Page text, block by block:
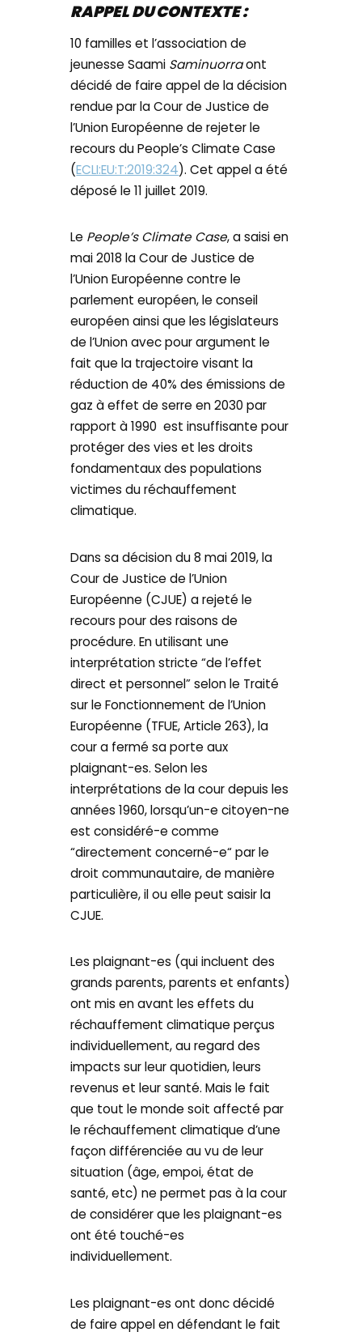
RAPPEL DU CONTEXTE :
10 familles et l’association de
jeunesse Saami Saminuorraont
décidé de faire appel de la décision
rendue par la Cour de Justice de
l’Union Européenne de rejeter le
recours du People’s Climate Case
(ECLI:EU:T:2019:324). Cet appel a été
déposé le 11 juillet 2019.
Le People’s Climate Case, a saisi en
mai 2018 la Cour de Justice de
l’Union Européenne contre le
parlement européen, le conseil
européen ainsi que les législateurs
de l’Union avec pour argument le
fait que la trajectoire visant la
réduction de 40% des émissions de
gaz à effet de serre en 2030 par
rapport à 1990 est insuffisante pour
protéger des vies et les droits
fondamentaux des populations
victimes du réchauffement
climatique.
Dans sa décision du 8 mai 2019, la
Cour de Justice de l’Union
Européenne (CJUE) a rejeté le
recours pour des raisons de
procédure. En utilisant une
interprétation stricte “de l’effet
direct et personnel” selon le Traité
sur le Fonctionnement de l’Union
Européenne (TFUE, Article 263), la
cour a fermé sa porte aux
plaignant-es. Selon les
interprétations de la cour depuis les
années 1960, lorsqu’un-e citoyen-ne
est considéré-e comme
“directement concerné-e“ par le
droit communautaire, de manière
particulière, il ou elle peut saisir la
CJUE.
Les plaignant-es (qui incluent des
grands parents, parents et enfants)
ont mis en avant les effets du
réchauffement climatique perçus
individuellement, au regard des
impacts sur leur quotidien, leurs
revenus et leur santé. Mais le fait
que tout le monde soit affecté par
le réchauffement climatique d’une
façon différenciée au vu de leur
situation (âge, empoi, état de
santé, etc) ne permet pas à la cour
de considérer que les plaignant-es
ont été touché-es
individuellement.
Les plaignant-es ont donc décidé
de faire appel en défendant le fait